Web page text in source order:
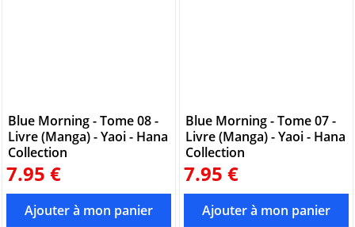
Blue Morning - Tome 08 -
Livre (Manga) - Yaoi - Hana
Collection
7.95 €
Blue Morning - Tome 07 -
Livre (Manga) - Yaoi - Hana
Collection
7.95 €